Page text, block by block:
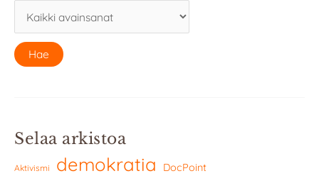
Selaa arkistoa
Aktivismi demokratia DocPoint